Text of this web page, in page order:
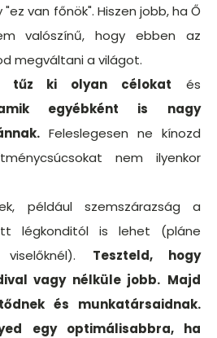
van főnök". Hiszen jobb, ha Ő
valószínű, hogy ebben az
megváltani a világot.
tűz ki olyan célokat és
egyébként is
nagy
Feleslegesen ne kínozd
nem ilyenkor
például szemszárazság a
légkonditól is lehet (pláne
viselőknél). Teszteld, hogy
vagy nélküle jobb. Majd
és munkatársaidnak.
egy optimálisabbra, ha